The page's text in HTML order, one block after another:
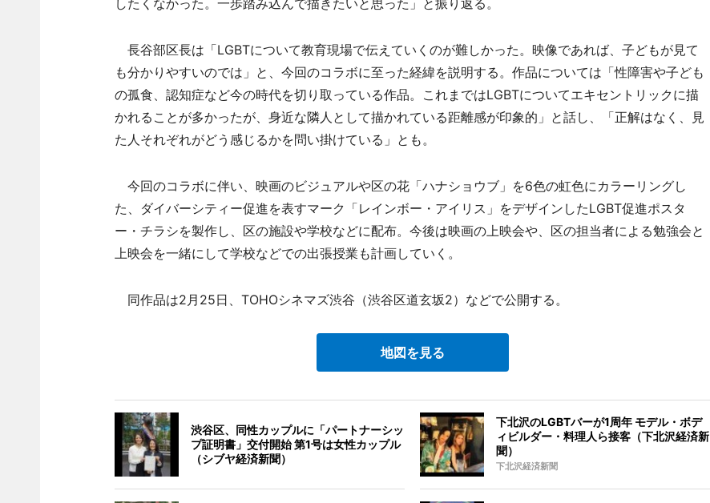
したくなかった。一歩踏み込んで描きたいと思った」と振り返る。
長谷部区長は「LGBTについて教育現場で伝えていくのが難しかった。映像であれば、子どもが見て
も分かりやすいのでは」と、今回のコラボに至った経緯を説明する。作品については「性障害や子ども
の孤食、認知症など今の時代を切り取っている作品。これまではLGBTについてエキセントリックに描
かれることが多かったが、身近な隣人として描かれている距離感が印象的」と話し、「正解はなく、見
た人それぞれがどう感じるかを問い掛けている」とも。
今回のコラボに伴い、映画のビジュアルや区の花「ハナショウブ」を6色の虹色にカラーリングし
た、ダイバーシティー促進を表すマーク「レインボー・アイリス」をデザインしたLGBT促進ポスタ
ー・チラシを製作し、区の施設や学校などに配布。今後は映画の上映会や、区の担当者による勉強会と
上映会を一緒にして学校などでの出張授業も計画していく。
同作品は2月25日、TOHOシネマズ渋谷（渋谷区道玄坂2）などで公開する。
地図を見る
渋谷区、同性カップルに「パートナーシッ
プ証明書」交付開始 第1号は女性カップル
（シブヤ経済新聞）
下北沢のLGBTバーが1周年 モデル・ボデ
ィビルダー・料理人ら接客（下北沢経済新
聞）
下北沢経済新聞